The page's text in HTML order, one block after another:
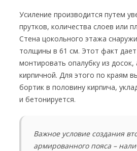
Усиление производится путем
прутков, количества слоев или
Стена цокольного этажа
толщины в 61 см. Этот факт
монтировать опалубку из досок,
кирпичной. Для этого по краям
бортик в половину кирпича,
и бетонируется.
Важное условие создания
армированного пояса –